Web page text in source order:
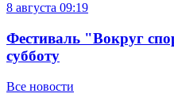
8 августа 09:19
Фестиваль "Вокруг
субботу
Все новости